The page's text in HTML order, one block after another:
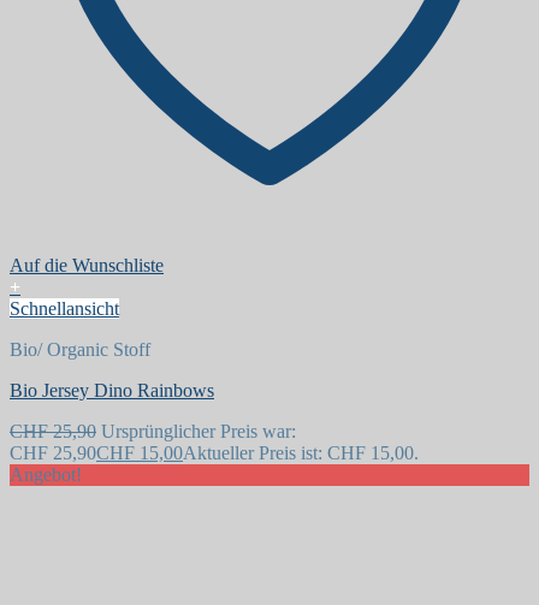
Auf die Wunschliste
+
Schnellansicht
Bio/ Organic Stoff
Bio Jersey Dino Rainbows
CHF25,90 Ursprünglicher Preis war:
CHF 25,90CHF 15,00Aktueller Preis ist: CHF 15,00.
Angebot!